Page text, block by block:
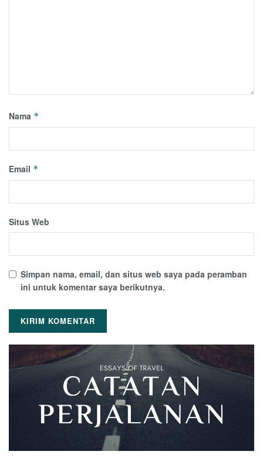
Nama *
Email *
Situs Web
Simpan nama, email, dan situs web saya pada peramban
ini untuk komentar saya berikutnya.